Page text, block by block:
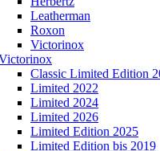
Leatherman
Roxon
Victorinox
Classic Limited Edition
Limited 2022
Limited 2024
Limited 2026
Limited Edition 2025
Limited Edition bis 2019